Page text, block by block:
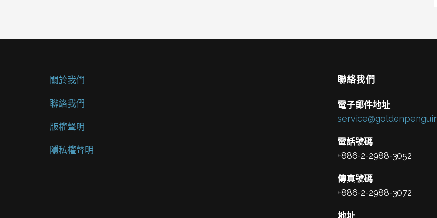
關於我們
聯絡我們
版權聲明
隱私權聲明
聯絡我們
電子郵件地址
電話號碼
+886-2-2988-3052
傳真號碼
+886-2-2988-3072
地址